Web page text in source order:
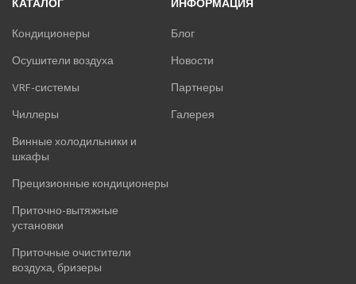
Кондиционеры
Осушители воздуха
VRF-системы
Чиллеры
Винные холодильники и
шкафы
Прецизионные кондиционеры
Приточно-вытяжные
установки
Приточные очистители
воздуха, бризеры
Блог
Новости
Партнеры
Галерея